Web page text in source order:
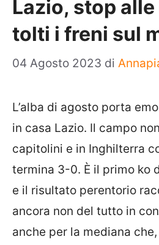
Lazio, stop
tolti i freni sul
04 Agosto 2023 di
L’alba di agosto porta
in casa Lazio. Il campo
capitolini e in Inghilterra
termina 3-0. È il primo ko
e il risultato perentorio
ancora non del tutto in
anche per la mediana